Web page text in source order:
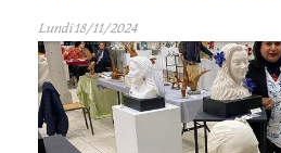
Lundi 18/11/2024